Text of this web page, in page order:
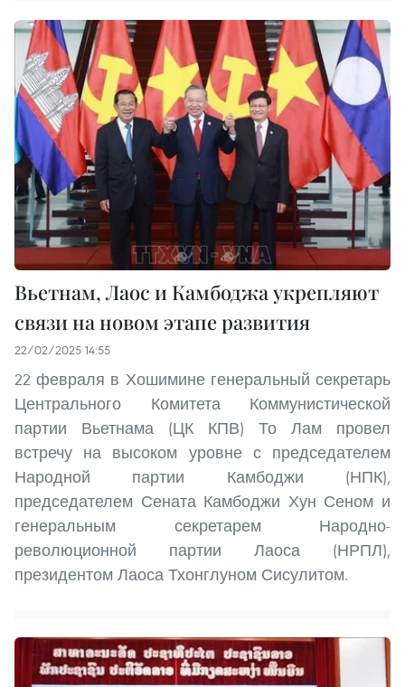
Вьетнам, Лаос и Камбоджа укрепляют
связи на новом этапе развития
22/02/2025 14:55
22 февраля в Хошимине генеральный секретарь
Центрального Комитета Коммунистической
партии Вьетнама (ЦК КПВ) То Лам провел
встречу на высоком уровне с председателем
Народной партии Камбоджи (НПК),
председателем Сената Камбоджи Хун Сеном и
генеральным секретарем Народно-
революционной партии Лаоса (НРПЛ),
президентом Лаоса Тхонглуном Сисулитом.